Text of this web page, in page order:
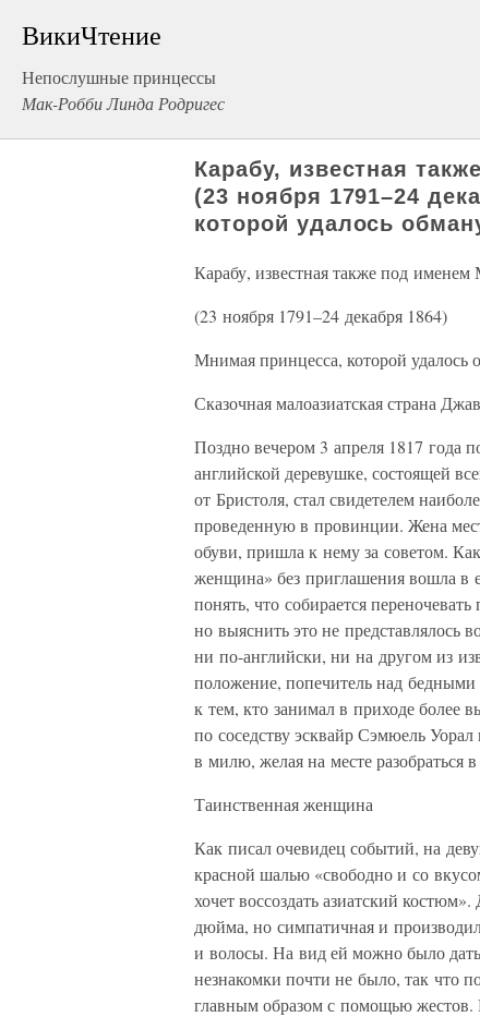
ВикиЧтение
Непослушные принцессы
Мак-Робби Линда Родригес
Карабу, известная
(23 ноября 1791–24
которой удалось
Карабу, известная также под
(23 ноября 1791–24 декабря 1864)
Мнимая принцесса, которой удалось
Сказочная малоазиатская страна
Поздно вечером 3 апреля 1817 года
английской деревушке, состоящей
от Бристоля, стал свидетелем
проведенную в провинции. Жена
обуви, пришла к нему за советом.
женщина» без приглашения вошла в
понять, что собирается
но выяснить это не представлялось
ни по-английски, ни на другом из
положение, попечитель над
к тем, кто занимал в приходе более
по соседству эсквайр Сэмюель
в милю, желая на месте разобраться
Таинственная женщина
Как писал очевидец событий, на
красной шалью «свободно и со
хочет воссоздать азиатский
дюйма, но симпатичная и
и волосы. На вид ей можно было
незнакомки почти не было, так что
главным образом с помощью